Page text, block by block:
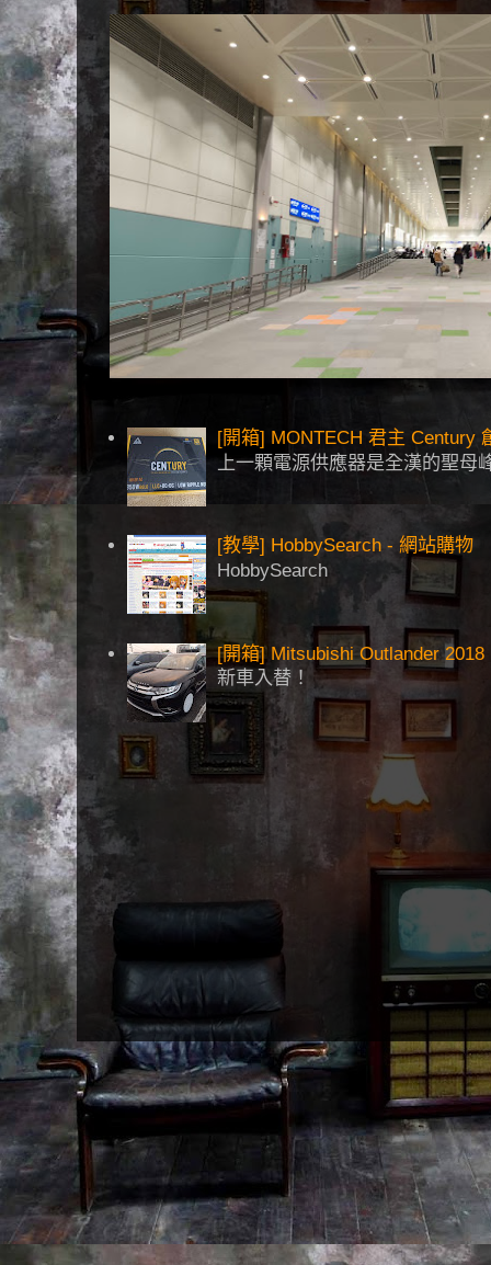
[開箱] MONTECH 君主 Century
上一顆電源供應器是全漢的聖
[教學] HobbySearch - 網站購物
HobbySearch
[開箱] Mitsubishi Outlander 2018
新車入替！